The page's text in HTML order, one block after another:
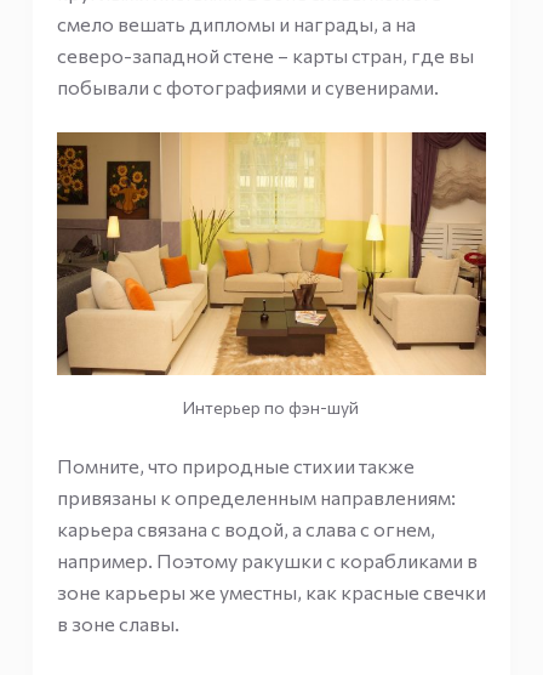
смело вешать дипломы и награды, а на
северо-западной стене – карты стран, где вы
побывали с фотографиями и сувенирами.
Интерьер по фэн-шуй
Помните, что природные стихии также
привязаны к определенным направлениям:
карьера связана с водой, а слава с огнем,
например. Поэтому ракушки с корабликами в
зоне карьеры же уместны, как красные свечки
в зоне славы.